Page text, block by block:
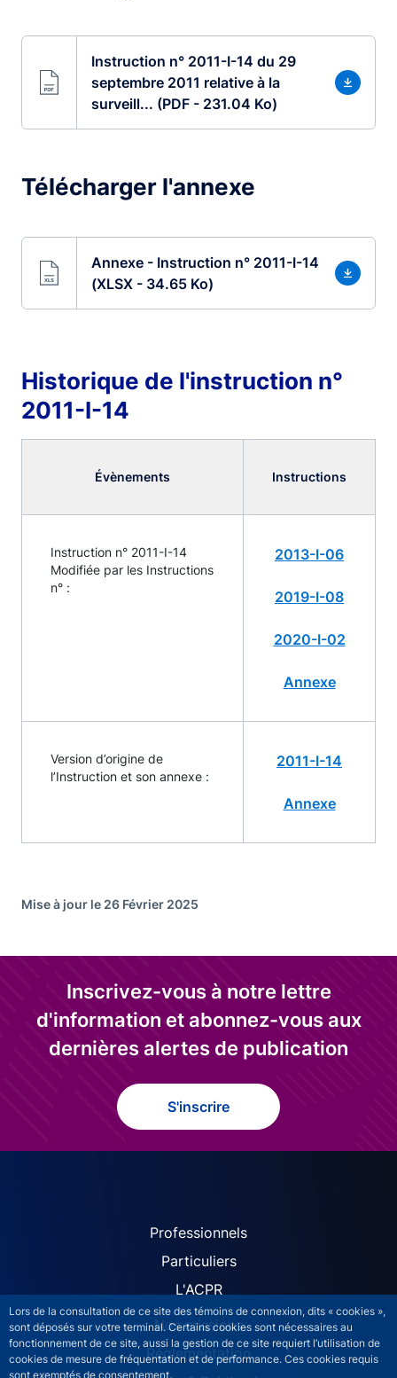
Lors de la consultation de ce site des témoins de connexion, dits « cookies »,
sont déposés sur votre terminal. Certains cookies sont nécessaires au
fonctionnement de ce site, aussi la gestion de ce site requiert l’utilisation de
cookies de mesure de fréquentation et de performance. Ces cookies requis
sont exemptés de consentement.
Instruction n° 2011-I-14 du 29
septembre 2011 relative à la
surveill... (PDF - 231.04 Ko)
Télécharger l'annexe
Annexe - Instruction n° 2011-I-14
(XLSX - 34.65 Ko)
Historique de l'instruction n°
2011-I-14
Évènements Instructions
Instruction n° 2011-I-14
Modifiée par les Instructions
n° :
2013-I-06
2019-I-08
2020-I-02
Annexe
Version d’origine de
l’Instruction et son annexe :
2011-I-14
Annexe
Mise à jour le 26 Février 2025
Inscrivez-vous à notre lettre
d'information et abonnez-vous aux
dernières alertes de publication
S'inscrire
ACPR site navigation
Professionnels
Particuliers
L'ACPR
Nos missions
Réglementation